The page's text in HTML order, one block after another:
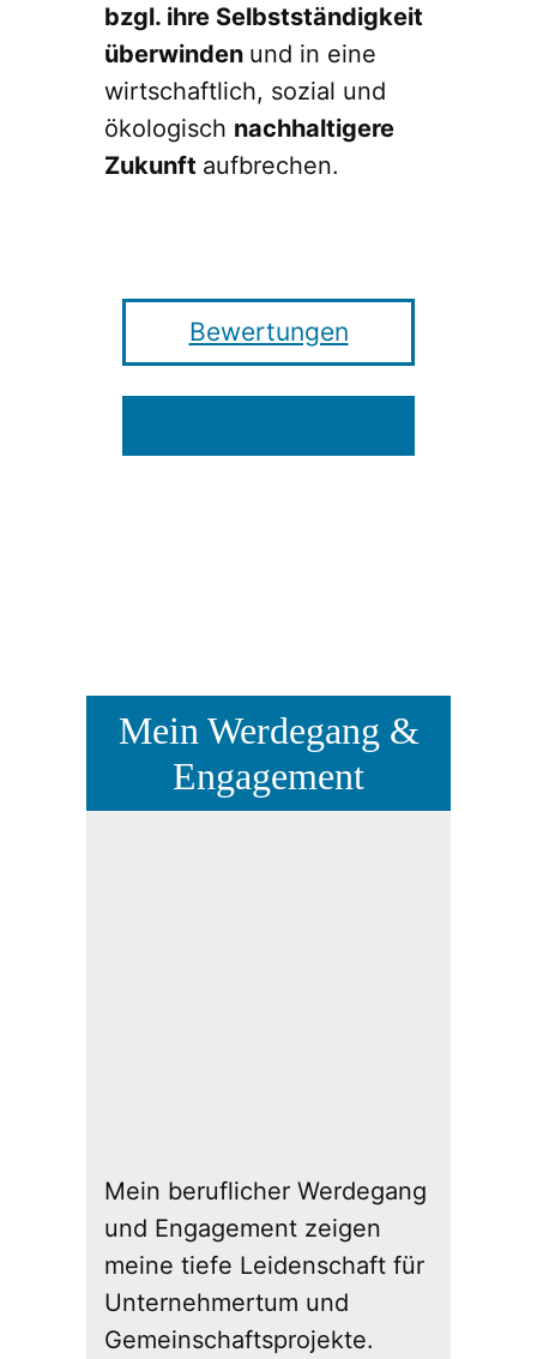
bzgl. ihre Selbstständigkeit
überwinden und in eine
wirtschaftlich, sozial und
ökologisch nachhaltigere
Zukunft aufbrechen.
Bewertungen
Mein Werdegang &
Engagement
Mein beruflicher Werdegang
und Engagement zeigen
meine tiefe Leidenschaft für
Unternehmertum und
Gemeinschaftsprojekte.